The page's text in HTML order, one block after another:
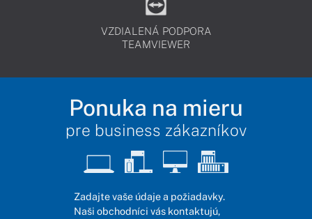
VZDIALENÁ PODPORA
TEAMVIEWER
Ponuka na mieru
pre business zákazníkov
Zadajte vaše údaje a požiadavky.
Naši obchodníci vás kontaktujú,